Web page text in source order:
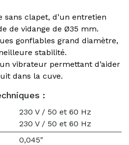
clapet, d’un entretien
de vidange de Ø35 mm.
gonflables grand diamètre,
stabilité.
vibrateur permettant d’aider
dans la cuve.
:
230 V / 50 et 60 Hz
230 V / 50 et 60 Hz
0,045"